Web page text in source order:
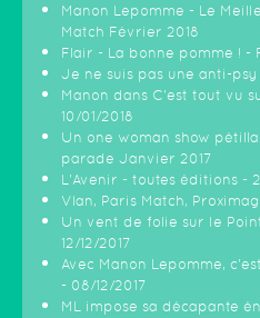
Manon Lepomme - Le
Match Février 2018
Flair - La bonne pomme ! -
Je ne suis pas une anti-psy
Manon dans C'est tout vu
10/01/2018
Un one woman show
parade Janvier 2017
L'Avenir - toutes éditions -
Vlan, Paris Match,
Un vent de folie sur le
12/12/2017
Avec Manon Lepomme,
- 08/12/2017
ML impose sa décapante